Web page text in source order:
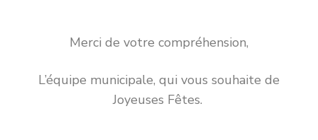
Merci de votre compréhension,
L’équipe municipale, qui vous souhaite de
Joyeuses Fêtes.